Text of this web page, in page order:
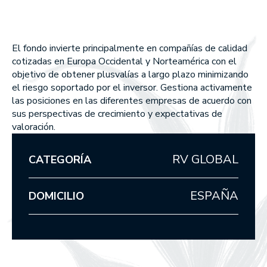
Qué hacemos
WEALTH MANAGEMENT
ASSET MANAGEMENT
Cómo somos
POR QUÉ ELEGIRNOS
EN QUÉ CREEMOS
Nuestros fondos
RENTABILIDADES DE NUESTROS FONDOS
EDM International - Alterna
Fija
El fondo invierte principalmente en compañías de calidad
cotizadas en Europa Occidental y Norteamérica con el
objetivo de obtener plusvalías a largo plazo minimizando
el riesgo soportado por el inversor. Gestiona activamente
las posiciones en las diferentes empresas de acuerdo con
sus perspectivas de crecimiento y expectativas de
valoración.
CATEGORÍA RV GLOBAL
DOMICILIO ESPAÑA